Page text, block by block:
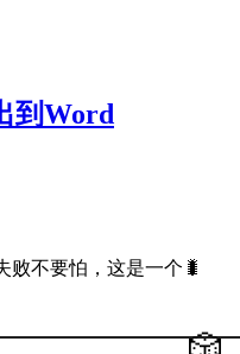
到Word
败不要怕，这是一个🐛